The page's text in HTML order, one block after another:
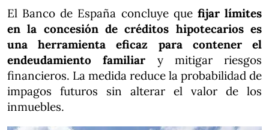
El Banco de España concluye quefijar límites
en la concesión de créditos hipotecarios es
una herramienta eficaz para contener el
endeudamiento familiar y mitigar riesgos
financieros. La medida reduce la probabilidad de
impagos futuros sin alterar el valor de los
inmuebles.